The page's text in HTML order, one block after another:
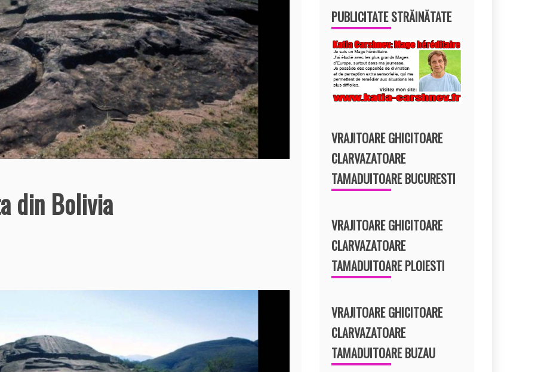
din Bolivia
PUBLICITATE STRĂINĂTATE
VRAJITOARE GHICITOARE
CLARVAZATOARE
TAMADUITOARE BUCURESTI
VRAJITOARE GHICITOARE
CLARVAZATOARE
TAMADUITOARE PLOIESTI
VRAJITOARE GHICITOARE
CLARVAZATOARE
TAMADUITOARE BUZAU